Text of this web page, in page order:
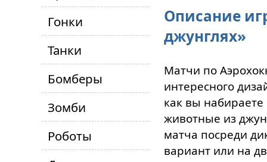
Гонки
Танки
Бомберы
Зомби
Роботы
Описание
джунглях»
Матчи по
интересного
как вы
животные из
матча посреди
вариант или на